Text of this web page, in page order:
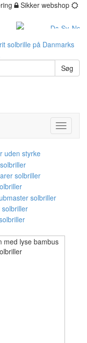
Sikker webshop
Søg
Toggle
uden styrke
solbriller
solbriller